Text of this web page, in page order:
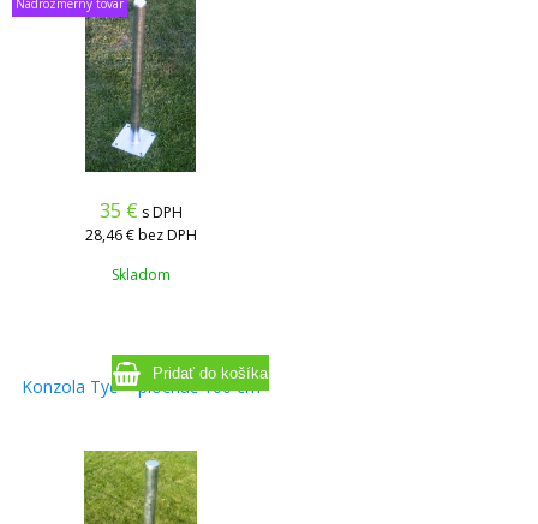
Nadrozmerný tovar
35 € s DPH
28,46 € bez DPH
Skladom
Konzola Tyč + plochač 100 cm